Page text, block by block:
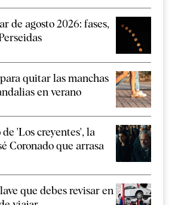
de agosto 2026: fases,
quitar las manchas
en verano
'Los creyentes', la
Coronado que arrasa
que debes revisar en